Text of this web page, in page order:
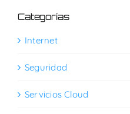
Categorías
Internet
Seguridad
Servicios Cloud